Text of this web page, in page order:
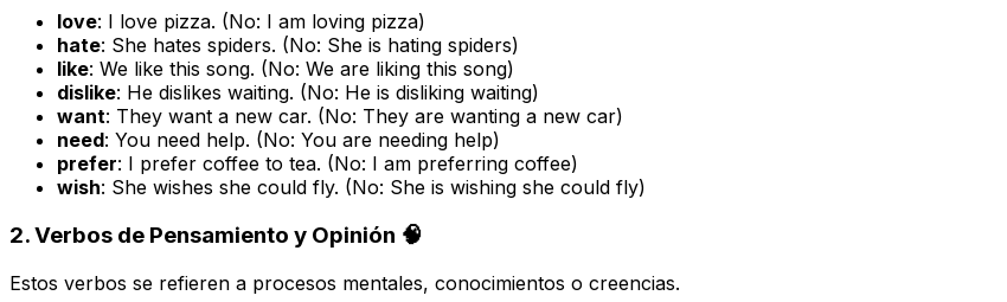
love: I love pizza. (No: I am loving pizza)
hate: She hates spiders. (No: She is hating spiders)
like: We like this song. (No: We are liking this song)
dislike: He dislikes waiting. (No: He is disliking waiting)
want: They want a new car. (No: They are wanting a new car)
need: You need help. (No: You are needing help)
prefer: I prefer coffee to tea. (No: I am preferring coffee)
wish: She wishes she could fly. (No: She is wishing she could fly)
2. Verbos de Pensamiento y Opinión 🧠
Estos verbos se refieren a procesos mentales, conocimientos o creencias.